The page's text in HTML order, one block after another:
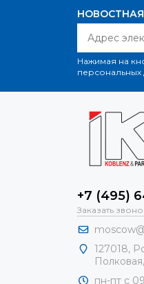
Нажимая на
персональных
+7 (495)
Заказать
127018,
пн-пт с